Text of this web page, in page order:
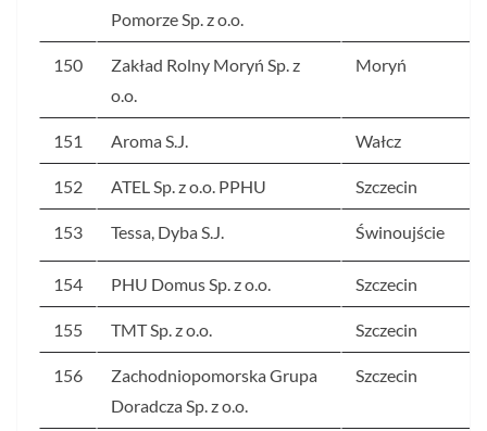
Pomorze Sp. z o.o.
150
Zakład Rolny Moryń Sp. z
o.o.
Moryń
151 Aroma S.J. Wałcz
152 ATEL Sp. z o.o. PPHU Szczecin
153 Tessa, Dyba S.J. Świnoujście
154 PHU Domus Sp. z o.o. Szczecin
155 TMT Sp. z o.o. Szczecin
156
Zachodniopomorska Grupa
Doradcza Sp. z o.o.
Szczecin